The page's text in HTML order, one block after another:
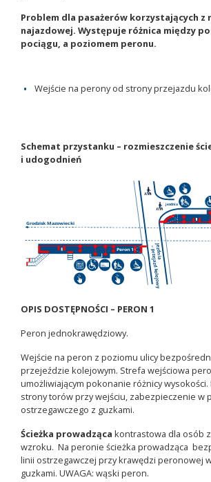
Problem dla pasażerów korzystających z
najazdowej. Występuje różnica między
pociągu, a poziomem peronu.
Wejście na perony od strony przejazdu
Schemat przystanku – rozmieszczenie
i udogodnień
OPIS DOSTĘPNOŚCI – PERON 1
Peron jednokrawędziowy.
Wejście na peron z poziomu ulicy
przejeździe kolejowym. Strefa wejściowa
umożliwiającym pokonanie różnicy
strony torów przy wejściu, zabezpieczenie w
ostrzegawczego z guzkami.
Ścieżka prowadząca kontrastowa dla osób
wzroku. Na peronie ścieżka prowadząca
linii ostrzegawczej przy krawędzi peronowej
guzkami. UWAGA: wąski peron.